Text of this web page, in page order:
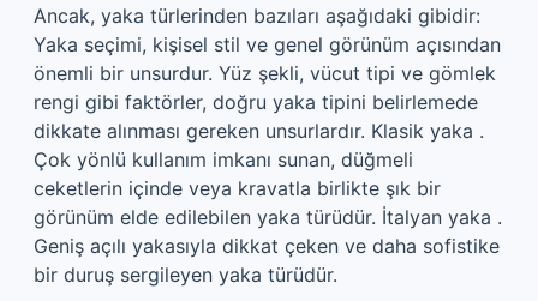
Ancak, yaka türlerinden bazıları aşağıdaki gibidir:
Yaka seçimi, kişisel stil ve genel görünüm açısından
önemli bir unsurdur. Yüz şekli, vücut tipi ve gömlek
rengi gibi faktörler, doğru yaka tipini belirlemede
dikkate alınması gereken unsurlardır. Klasik yaka .
Çok yönlü kullanım imkanı sunan, düğmeli
ceketlerin içinde veya kravatla birlikte şık bir
görünüm elde edilebilen yaka türüdür. İtalyan yaka .
Geniş açılı yakasıyla dikkat çeken ve daha sofistike
bir duruş sergileyen yaka türüdür.